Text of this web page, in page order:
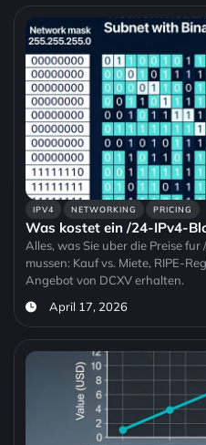
IPV4 NETWORKING PRICING
Was kostet ein /24-IPv4-
Alles, was Sie uber die Preise
mussen: Kauf vs. Miete, RIPE-
Angebot von DCXV erhalten.
April 17, 2026